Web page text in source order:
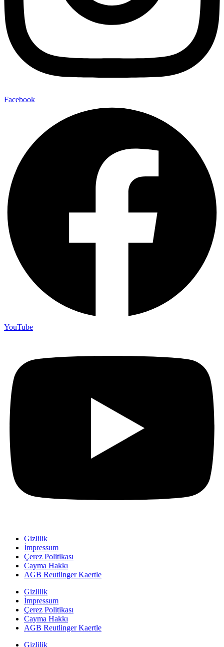
Facebook
YouTube
Gizlilik
İmpressum
Çerez Politikası
Cayma Hakkı
AGB Reutlinger Kaertle
Gizlilik
İmpressum
Çerez Politikası
Cayma Hakkı
AGB Reutlinger Kaertle
Gizlilik